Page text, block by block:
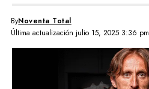
Última actualización julio 15, 2025 3:36 pm
ByNoventa Total